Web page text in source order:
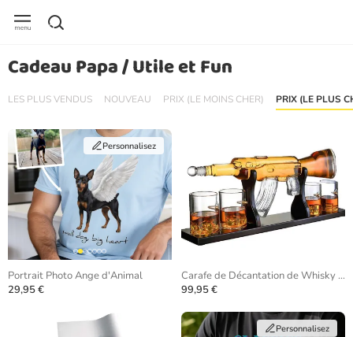
Cadeau Papa / Utile et Fun
LES PLUS VENDUS NOUVEAU PRIX (LE MOINS CHER) PRIX (LE PLUS
Personnalisez
Portrait Photo Ange d'Animal
29,95 €
Carafe de Décantation de Whisky AK-47
99,95 €
Personnalisez